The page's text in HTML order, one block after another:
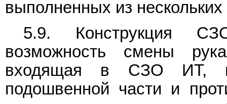
выполненных из нескольких
5.9. Конструкция
возможность смены
входящая в СЗО ИТ, по
подошвенной части и